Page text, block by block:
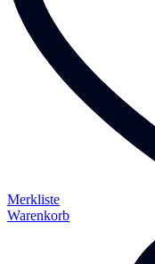
Merkliste
Warenkorb